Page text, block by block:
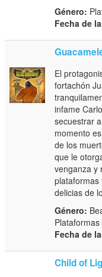
Género:
Fecha de
El
fortachón
infame
secuestrar
momento
de los
que le
venganza y
plataformas
delicias de
Género:
Plataformas
Fecha de
Child of